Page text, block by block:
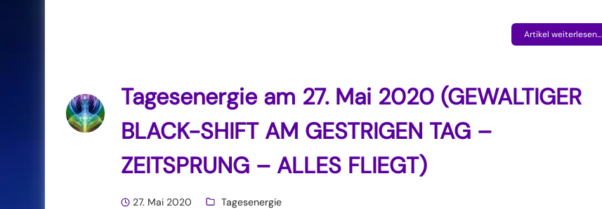
Artikel weiterlesen...
Tagesenergie am 27. Mai 2020 (GEWALTIGER
BLACK-SHIFT AM GESTRIGEN TAG –
ZEITSPRUNG – ALLES FLIEGT)
27. Mai 2020 Tagesenergie